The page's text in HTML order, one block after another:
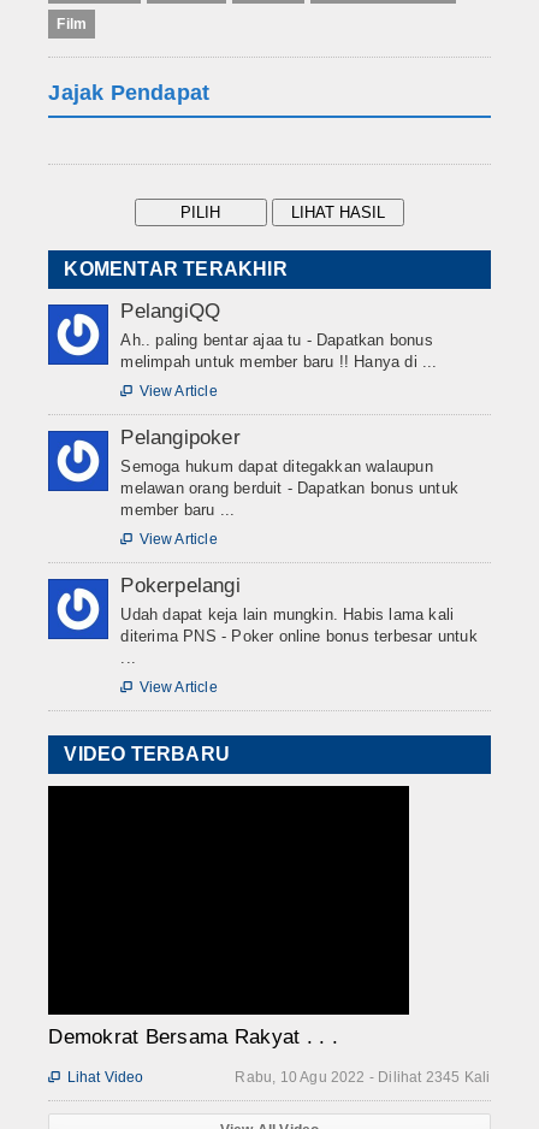
Film
Jajak Pendapat
KOMENTAR TERAKHIR
PelangiQQ
Ah.. paling bentar ajaa tu - Dapatkan bonus
melimpah untuk member baru !! Hanya di ...
 View Article
Pelangipoker
Semoga hukum dapat ditegakkan walaupun
melawan orang berduit - Dapatkan bonus untuk
member baru ...
 View Article
Pokerpelangi
Udah dapat keja lain mungkin. Habis lama kali
diterima PNS - Poker online bonus terbesar untuk
...
 View Article
VIDEO TERBARU
Demokrat Bersama Rakyat . . .
Rabu, 10 Agu 2022 - Dilihat 2345 Kali
 Lihat Video